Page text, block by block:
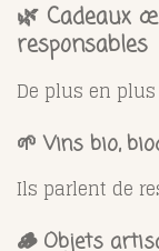
🌿 Cadeaux
responsables
De plus en
🌱 Vins bio,
Ils parlent de
🪵 Objets